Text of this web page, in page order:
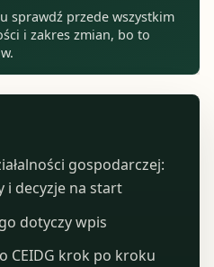
sprawdź przede wszystkim
i zakres zmian, bo to
gospodarczej:
i decyzje na start
dotyczy wpis
CEIDG krok po kroku